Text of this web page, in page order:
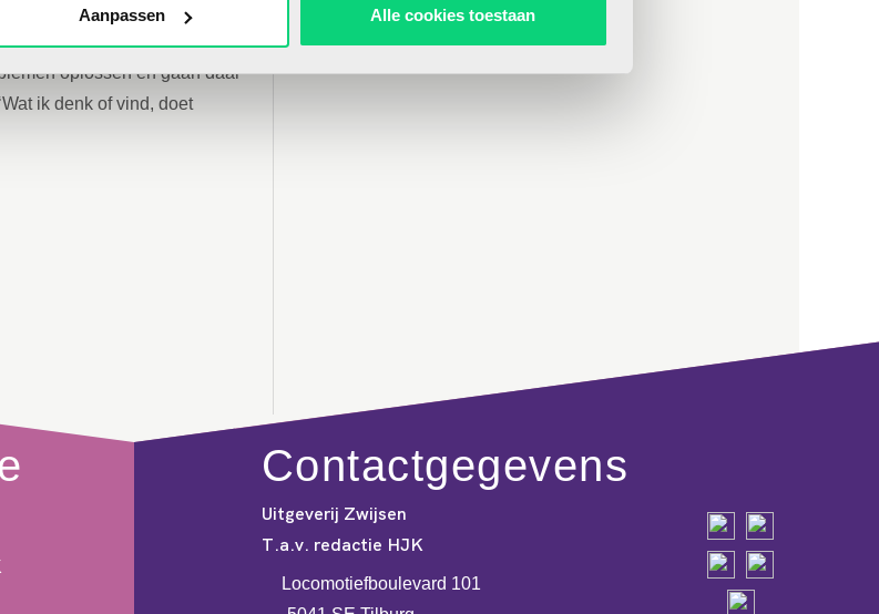
Aanpassen Alle cookies toestaan
aan wat ze ontdekken.
leeromgeving door de
oplossen en gaan daar
ik denk of vind, doet
Contactgegevens
Uitgeverij Zwijsen
T.a.v. redactie HJK
Locomotiefboulevard 101